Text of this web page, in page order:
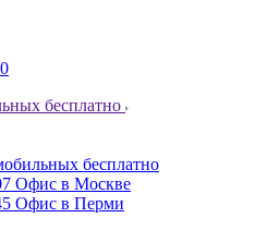
0
бесплатно
бесплатно
Офис в Москве
Офис в Перми